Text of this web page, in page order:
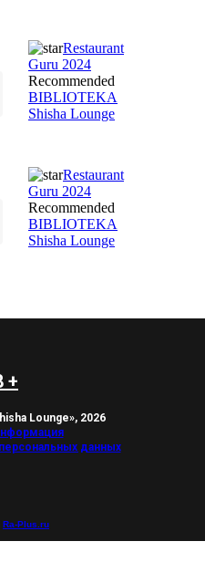
Restaurant
Guru 2024
Recommended
BIBLIOTEKA
Shisha Lounge
Restaurant
Guru 2024
Recommended
BIBLIOTEKA
Shisha Lounge
+
Lounge», 2026
данных
Ra-Plus.ru